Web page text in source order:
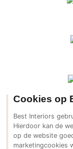
Natuursteen en
Afwerking
Beton Ciré
Behang /
Cookies op
Best Interiors
Hierdoor kan de
op de website
marketingcookies